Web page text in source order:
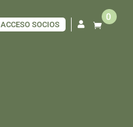
ACCESO SOCIOS 
0